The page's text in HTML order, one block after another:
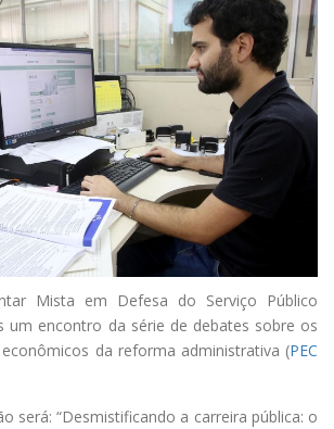
Mista em Defesa do Serviço Público
um encontro da série de debates sobre os
da reforma administrativa (PEC
será: “Desmistificando a carreira pública: o